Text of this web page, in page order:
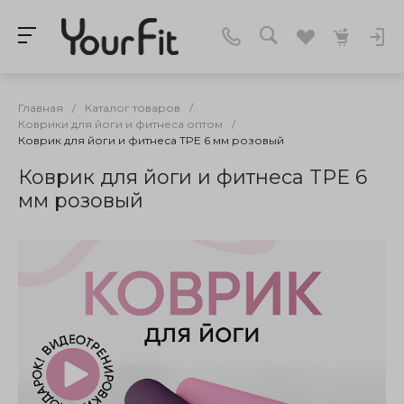
Главная / Каталог товаров
/
Коврики для йоги и фитнеса оптом
/
Коврик для йоги и фитнеса TPE 6 мм розовый
Коврик для йоги и фитнеса TPE 6
мм розовый